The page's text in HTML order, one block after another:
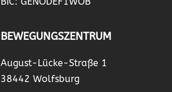
BEWEGUNGSZENTRUM
August-Lücke-Straße 1
38442 Wolfsburg